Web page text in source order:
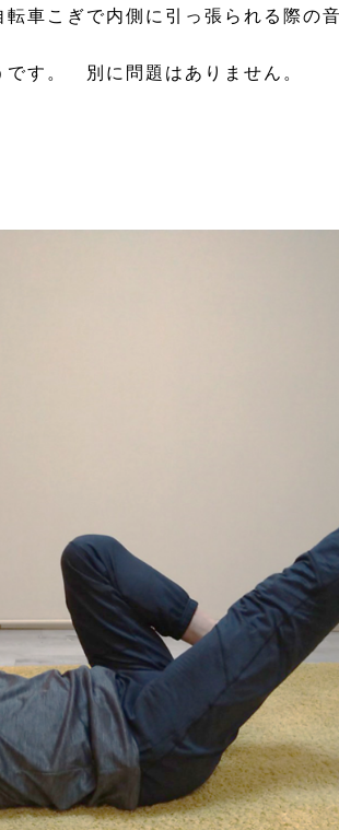
車こぎで内側に引っ張られる際の音
す。 別に問題はありません。